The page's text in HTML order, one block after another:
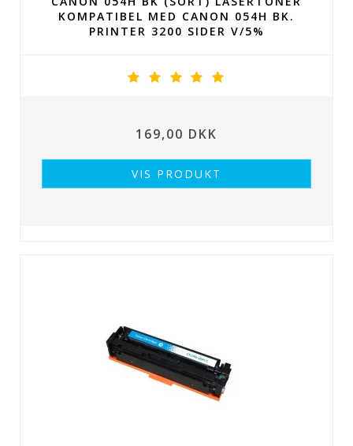
KOMPATIBEL MED CANON 054H BK.
PRINTER 3200 SIDER V/5%
169,00 DKK
VIS PRODUKT